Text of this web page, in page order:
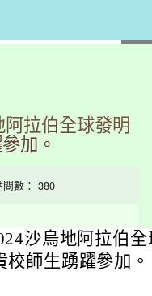
拉伯全球發明
加。
閱數： 380
沙烏地阿拉伯
師生踴躍參加。